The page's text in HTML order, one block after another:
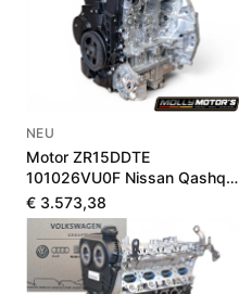
NEU
Motor ZR15DDTE
101026VU0F Nissan Qashqai
III 1.5 VC-T 205 PS
€ 3.573,38